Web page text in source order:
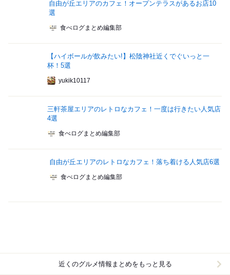
自由が丘エリアのカフェ！オープンテラスがあるお店10
選
食べログまとめ編集部
【ハイボールが飲みたい!】松陰神社近くでぐいっと一
杯！5選
yukik10117
三軒茶屋エリアのレトロなカフェ！一度は行きたい人気店
4選
食べログまとめ編集部
自由が丘エリアのレトロなカフェ！落ち着ける人気店6選
食べログまとめ編集部
近くのグルメ情報まとめをもっと見る